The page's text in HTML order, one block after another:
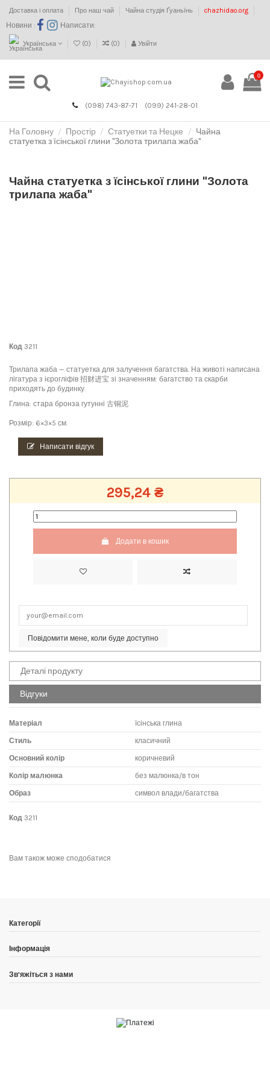
Доставка і оплата Про наш чай Чайна студія Ґуаньїнь chazhidao.org
Новини : Написати:
Українська (0) (0) Увійти
0
(098) 743-87-71 (099) 241-28-01
На Головну Простір Статуетки та Нецке
Чайна
статуетка з їсінської глини "Золота трилапа жаба"
Чайна статуетка з їсінської глини "Золота
трилапа жаба"
Код 3211
Трилапа жаба — статуетка для залучення багатства. На животі написана
лігатура з ієрогліфів 招财进宝 зі значенням: багатство та скарби
приходять до будинку.
Глина: стара бронза гутунні 古铜泥
Розмір: 6×3×5 см.
Написати відгук
295,24 ₴
Додати в кошик
Повідомити мене, коли буде доступно
Деталі продукту
Відгуки
Матеріал їсінська глина
Стиль класичний
Основний колір коричневий
Колір малюнка без малюнка/в тон
Образ символ влади/багатства
Код 3211
Вам також може сподобатися
Категорії
Інформація
Зв'яжіться з нами